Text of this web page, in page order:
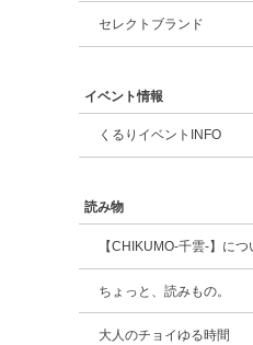
セレクトブランド
イベント情報
くるりイベントINFO
読み物
【CHIKUMO-千雲-】につ
ちょっと、読みもの。
大人のチョイゆる時間